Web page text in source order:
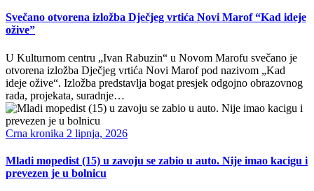
Svečano otvorena izložba Dječjeg vrtića Novi Marof “Kad ideje
ožive”
U Kulturnom centru „Ivan Rabuzin“ u Novom Marofu svečano je
otvorena izložba Dječjeg vrtića Novi Marof pod nazivom „Kad
ideje ožive“. Izložba predstavlja bogat presjek odgojno obrazovnog
rada, projekata, suradnje…
Crna kronika 2 lipnja, 2026
Mladi mopedist (15) u zavoju se zabio u auto. Nije imao kacigu i
prevezen je u bolnicu